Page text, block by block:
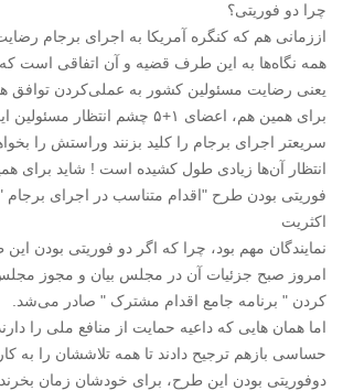
چرا دو فوریتی؟
اززمانی هم که کنگره آمریکا به اجرای برجام
همه نگاه‌ها به این طرف قضیه و آن اتفاقی است که
یعنی رضایت مسئولین کشور به عملی‌کردن توافق
برای همین هم، اعضای ۱+۵ چشم
سریعتر اجرای برجام را کلید بزنند وراستش را
انتظار آن‌ها زیادی طول کشیده است ! شاید برای
فوریتی بودن طرح "اقدام متناسب در اجرای برجام "
اکثریت
نمایندگان مهم بود، چرا که اگر دو فوریتی بودن
امروز صبح جزئیات آن در مجلس بیان و مجوز
کردن " برنامه جامع اقدام مشترک " صادر می‌شد.
اما همان هایی که داعیه حمایت از منافع ملی را
حساسی بازهم ترجیح دادند تا همه تلاششان را به کار
دوفوریتی بودن این طرح، برای خودشان زمان